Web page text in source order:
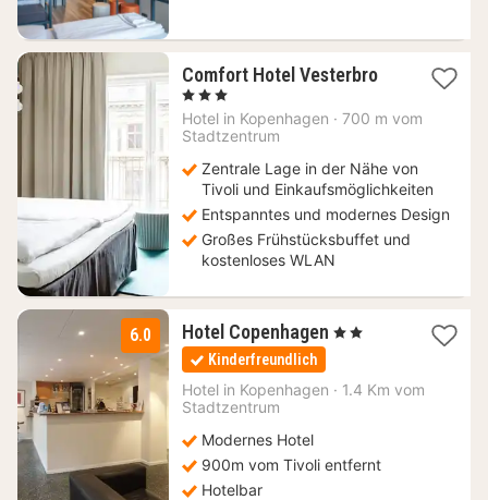
Comfort Hotel Vesterbro2
ab
, 3 Sterne
Hotel in Kopenhagen · 700 m vom
Stadtzentrum
Zentrale Lage in der Nähe von
Tivoli und Einkaufsmöglichkeiten
Entspanntes und modernes Design
Großes Frühstücksbuffet und
kostenloses WLAN
6.0 Hotel Copenhagen 1
119,73
, 2 Sterne
Kinderfreundlich
Hotel in Kopenhagen · 1.4 Km vom
Stadtzentrum
Modernes Hotel
900m vom Tivoli entfernt
Hotelbar